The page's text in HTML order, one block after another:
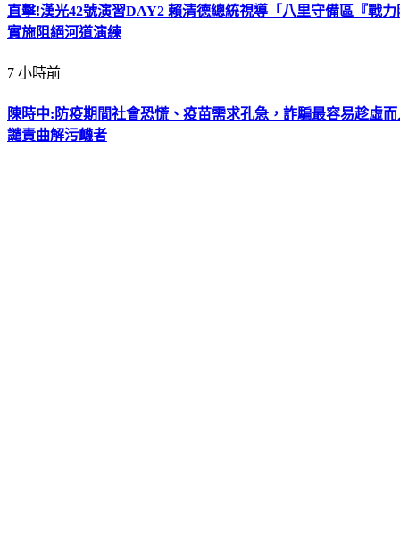
直擊!漢光42號演習DAY2 賴清德總統視導「八里守備區『戰
實施阻絕河道演練
7 小時前
陳時中:防疫期間社會恐慌、疫苗需求孔急，詐騙最容易趁虛
譴責曲解污衊者